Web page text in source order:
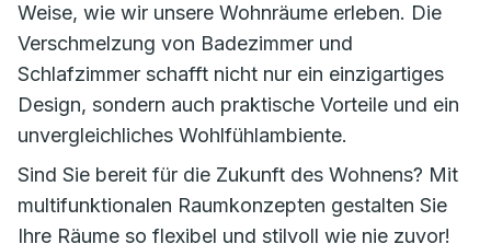
Weise, wie wir unsere Wohnräume erleben. Die
Verschmelzung von Badezimmer und
Schlafzimmer schafft nicht nur ein einzigartiges
Design, sondern auch praktische Vorteile und ein
unvergleichliches Wohlfühlambiente.
Sind Sie bereit für die Zukunft des Wohnens? Mit
multifunktionalen Raumkonzepten gestalten Sie
Ihre Räume so flexibel und stilvoll wie nie zuvor!